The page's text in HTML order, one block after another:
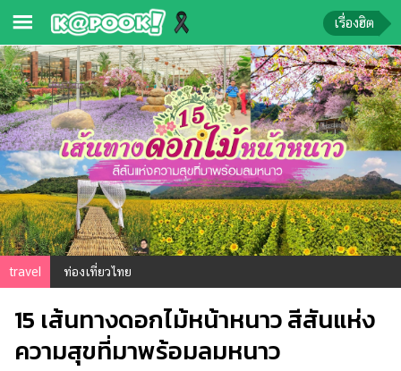
ข่าว-
ความ
รู้
ข่าว
ข่าว
บันเทิง
ตรวจ
หวย
ผล
บอล
สด
เรื่องฮิต
travel ท่องเที่ยวไทย
15 เส้นทางดอกไม้หน้าหนาว สีสันแห่ง
ความสุขที่มาพร้อมลมหนาว